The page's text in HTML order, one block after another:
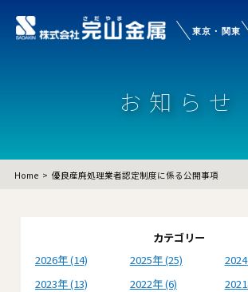
お知らせ
Home 優良産廃処理業者認定制度に係る公開事項
カテゴリー
2026
(14) 2025 (25) 2024
2023
(13) 2022 (6) 2021